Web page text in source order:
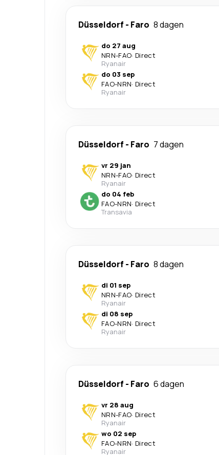
Düsseldorf - Faro 8 dagen
do 27 aug
NRN-FAO· Direct
Ryanair
do 03 sep
FAO-NRN· Direct
Ryanair
Düsseldorf - Faro 7 dagen
vr 29 jan
NRN-FAO· Direct
Ryanair
do 04 feb
FAO-NRN· Direct
Transavia
Düsseldorf - Faro 8 dagen
di 01 sep
NRN-FAO· Direct
Ryanair
di 08 sep
FAO-NRN· Direct
Ryanair
Düsseldorf - Faro 6 dagen
vr 28 aug
NRN-FAO· Direct
Ryanair
wo 02 sep
FAO-NRN· Direct
Ryanair